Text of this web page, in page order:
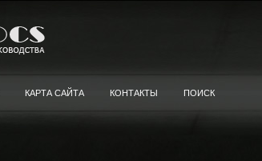
КАРТА САЙТА КОНТАКТЫ ПОИСК